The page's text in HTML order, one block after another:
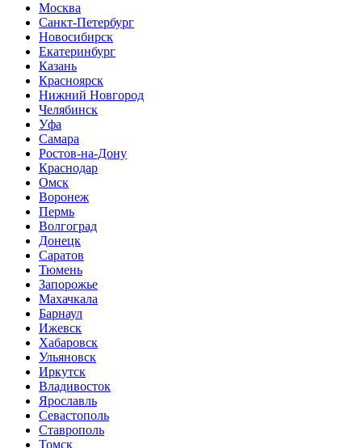
Москва
Санкт-Петербург
Новосибирск
Екатеринбург
Казань
Красноярск
Нижний Новгород
Челябинск
Уфа
Самара
Ростов-на-Дону
Краснодар
Омск
Воронеж
Пермь
Волгоград
Донецк
Саратов
Тюмень
Запорожье
Махачкала
Барнаул
Ижевск
Хабаровск
Ульяновск
Иркутск
Владивосток
Ярославль
Севастополь
Ставрополь
Томск